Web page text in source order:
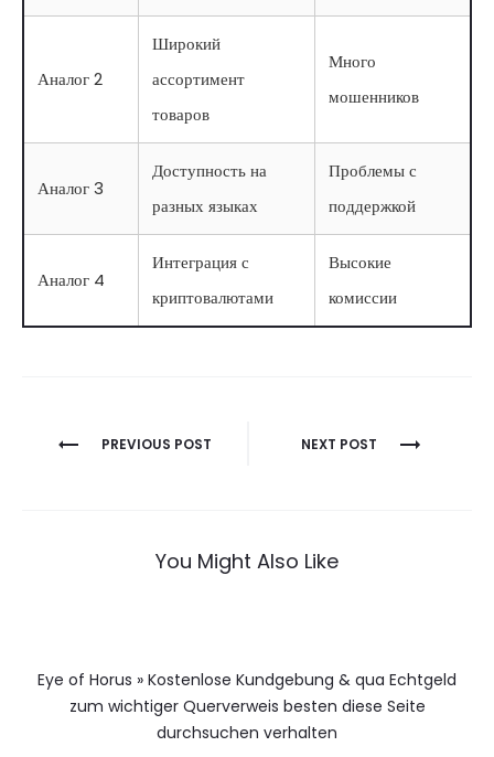
Аналог 2
Широкий
ассортимент
товаров
Много
мошенников
Аналог 3
Доступность на
разных языках
Проблемы с
поддержкой
Аналог 4
Интеграция с
криптовалютами
Высокие
комиссии
Berichtnavigatie
PREVIOUS POST NEXT POST
You Might Also Like
Eye of Horus » Kostenlose Kundgebung & qua Echtgeld
zum wichtiger Querverweis besten diese Seite
durchsuchen verhalten